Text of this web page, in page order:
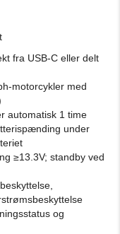
fra USB-C eller delt
motorcykler med
automatisk 1 time
under
≥13.3V; standby ved
og